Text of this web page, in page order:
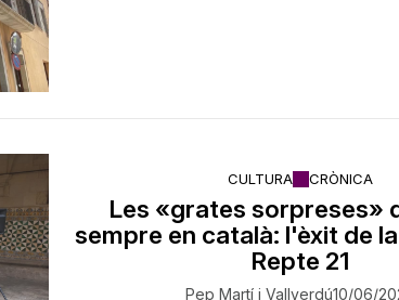
CULTURA CRÒNICA
Les «grates sorpreses»
sempre en català: l'èxit de
Repte 21
Pep Martí i Vallverdú10/06/